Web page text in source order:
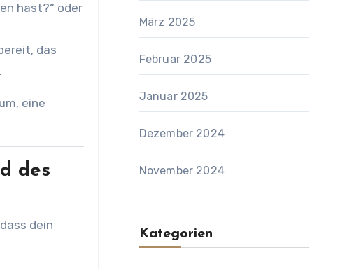
hast?“ oder
das
eine
des
dein
März 2025
Februar 2025
Januar 2025
Dezember 2024
November 2024
Kategorien